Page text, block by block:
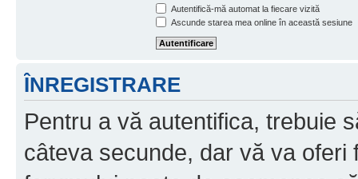
Autentifică-mă automat la fiecare vizită
Ascunde starea mea online în această sesiune
ÎNREGISTRARE
Pentru a vă autentifica, trebuie
câteva secunde, dar vă va oferi